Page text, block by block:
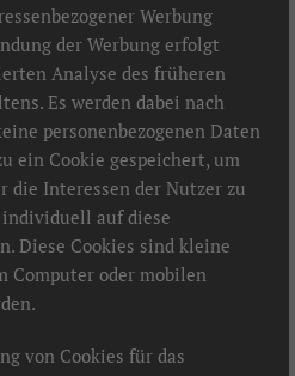
Werbung
der Werbung erfolgt
Analyse des früheren
Es werden dabei nach
personenbezogenen Daten
ein Cookie gespeichert, um
die Interessen der Nutzer zu
individuell auf diese
Diese Cookies sind kleine
Computer oder mobilen
von Cookies für das